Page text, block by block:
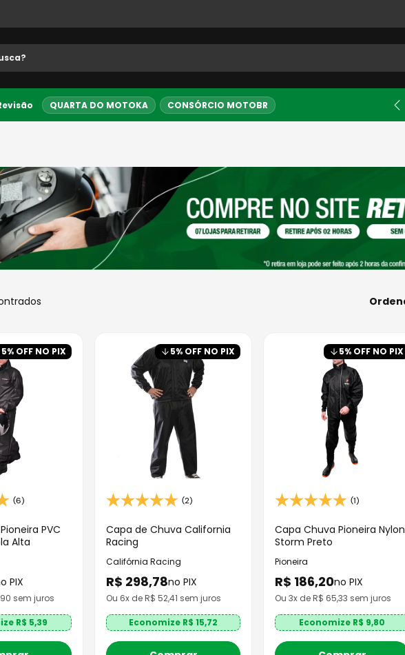
buscados
QUARTA DO MOTOKA CONSÓRCIO MOTOBR
5% OFF NO PIX
(6)
PVC
Alta
PIX
sem juros
R$ 5,39
5% OFF NO PIX
(2)
Capa de Chuva California
Racing
Califórnia Racing
R$ 298,78no PIX
Ou 6x de R$ 52,41 sem juros
Economize R$ 15,72
5% OFF NO PIX
(1)
Capa Chuva Pioneira Nylon
Storm Preto
Pioneira
R$ 186,20no PIX
Ou 3x de R$ 65,33 sem juros
Economize R$ 9,80